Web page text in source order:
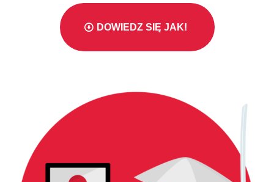
DOWIEDZ SIĘ JAK!